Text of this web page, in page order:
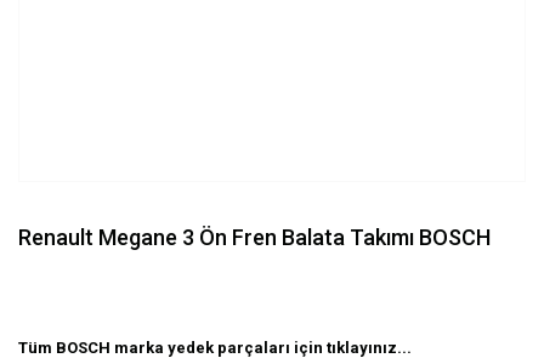
Renault Megane 3 Ön Fren Balata Takımı BOSCH
Tüm BOSCH marka yedek parçaları için tıklayınız...